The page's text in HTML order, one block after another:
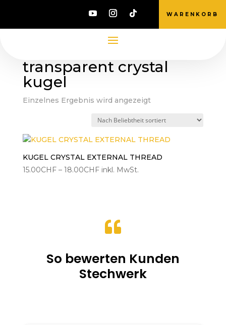
WARENKORB
/ Produkte verschlagwortet mit
„transparent crystal kugel“
transparent crystal
kugel
Einzelnes Ergebnis wird angezeigt
KUGEL CRYSTAL EXTERNAL THREAD
15.00CHF – 18.00CHFPreisspanne:
inkl. MwSt.

So bewerten Kunden
Stechwerk